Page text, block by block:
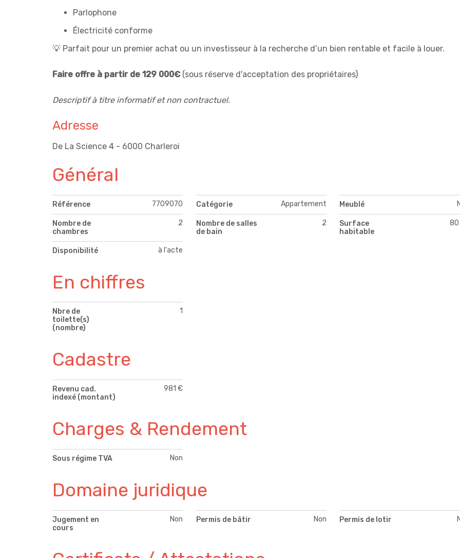
Parlophone
Électricité conforme
💡 Parfait pour un premier achat ou un investisseur à la recherche d’un bien rentable et facile à louer.
Faire offre à partir de 129 000€ (sous réserve d'acceptation des propriétaires)
Descriptif à titre informatif et non contractuel.
Adresse
De La Science 4 - 6000 Charleroi
Général
Référence 7709070 Catégorie Appartement Meublé
Nombre de
chambres
2
Nombre de salles
de bain
2
Surface
habitable
80
Disponibilité à l'acte
En chiffres
Nbre de
toilette(s)
(nombre)
1
Cadastre
Revenu cad.
indexé (montant)
981 €
Charges & Rendement
Sous régime TVA Non
Domaine juridique
Jugement en
cours
Non Permis de bâtir Non Permis de lotir